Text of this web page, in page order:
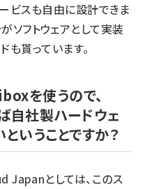
ビスも自由に設計できま
ソフトウェアとして実装
も貰っています。
を使うので、
自社製ハードウェ
いうことですか？
Japanとしては、このス